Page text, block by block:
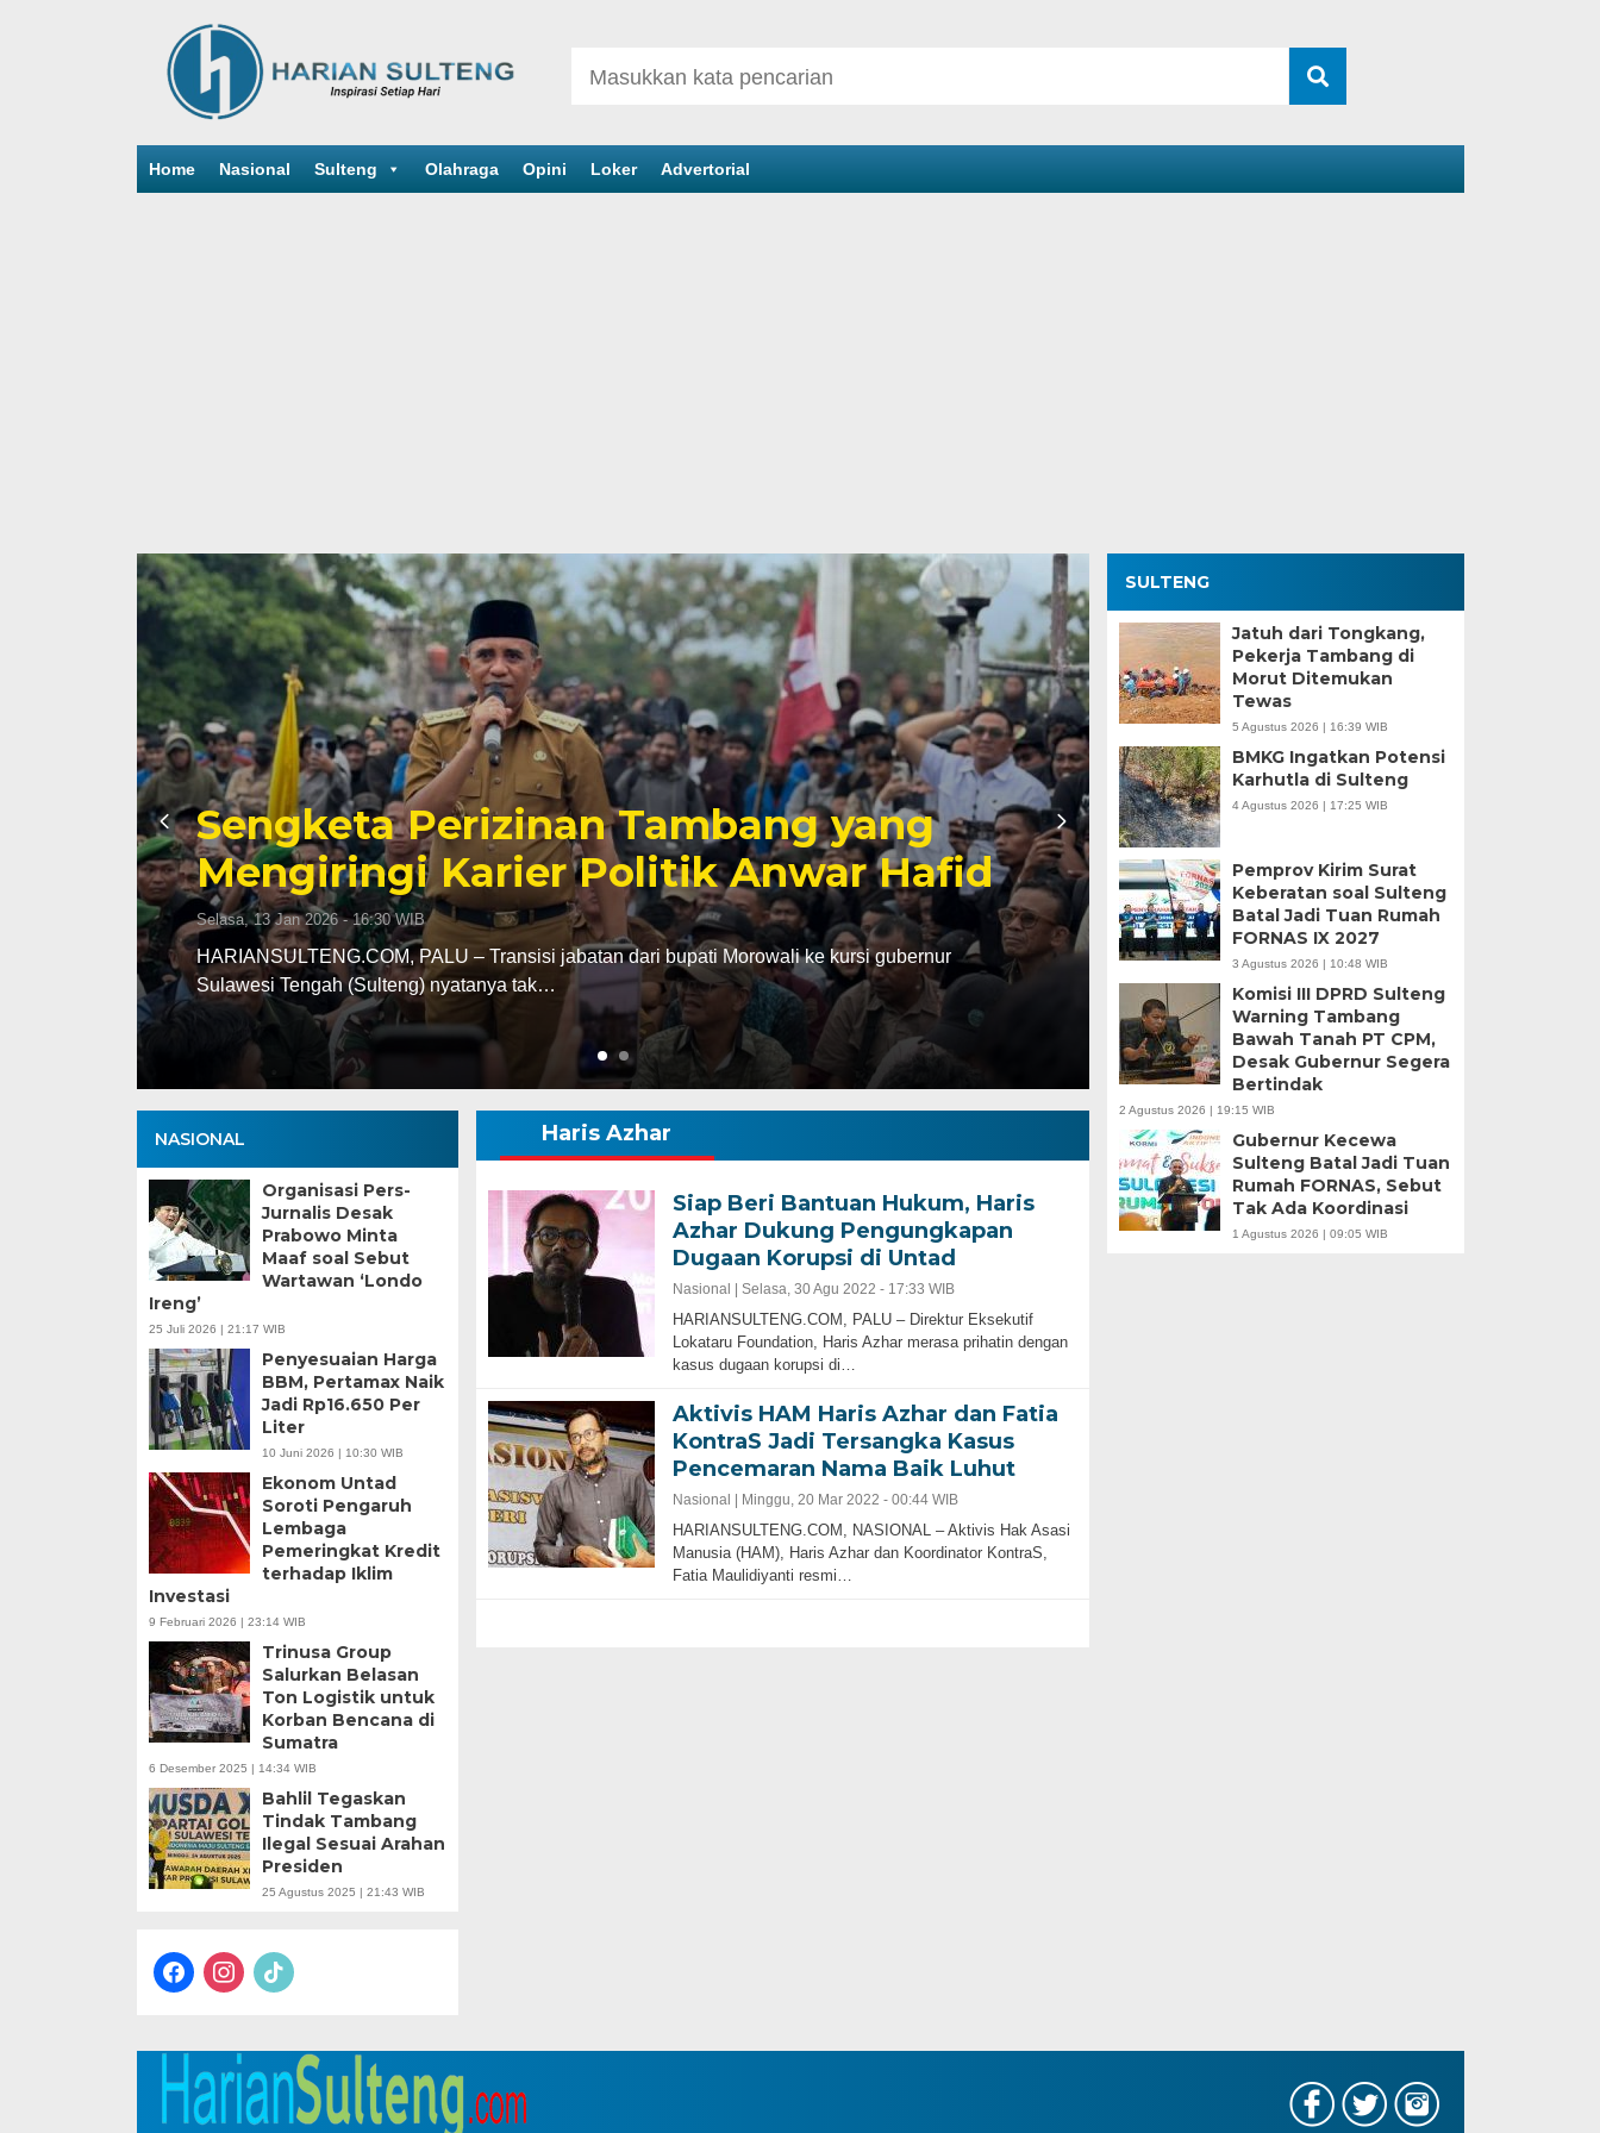
Home Nasional Sulteng Olahraga Opini Loker Advertorial
Sengketa Perizinan Tambang yang
Mengiringi Karier Politik Anwar Hafid
Selasa, 13 Jan 2026 - 16:30 WIB
HARIANSULTENG.COM, PALU – Transisi jabatan dari bupati Morowali ke kursi gubernur
Sulawesi Tengah (Sulteng) nyatanya tak…
Kesaksian Buruh
Industri Nikel di
Minggu, 5 Jan 2025 - 18:59 WIB
HARIANSULTENG.COM, MOROWALI – Industri
punggung ekspor nasional. Mantra hilirisasi terus…
NASIONAL
Organisasi Pers-
Jurnalis Desak
Prabowo Minta
Maaf soal Sebut
Wartawan ‘Londo
Ireng’
25 Juli 2026 | 21:17 WIB
Penyesuaian Harga
BBM, Pertamax Naik
Jadi Rp16.650 Per
Liter
10 Juni 2026 | 10:30 WIB
Ekonom Untad
Soroti Pengaruh
Lembaga
Pemeringkat Kredit
terhadap Iklim
Investasi
9 Februari 2026 | 23:14 WIB
Trinusa Group
Salurkan Belasan
Ton Logistik untuk
Korban Bencana di
Sumatra
6 Desember 2025 | 14:34 WIB
Bahlil Tegaskan
Tindak Tambang
Ilegal Sesuai Arahan
Presiden
25 Agustus 2025 | 21:43 WIB
facebookinstagram
tiktok
Haris Azhar
Siap Beri Bantuan Hukum, Haris
Azhar Dukung Pengungkapan
Dugaan Korupsi di Untad
Nasional | Selasa, 30 Agu 2022 - 17:33 WIB
HARIANSULTENG.COM, PALU – Direktur Eksekutif
Lokataru Foundation, Haris Azhar merasa prihatin dengan
kasus dugaan korupsi di…
Aktivis HAM Haris Azhar dan Fatia
KontraS Jadi Tersangka Kasus
Pencemaran Nama Baik Luhut
Nasional | Minggu, 20 Mar 2022 - 00:44 WIB
HARIANSULTENG.COM, NASIONAL – Aktivis Hak Asasi
Manusia (HAM), Haris Azhar dan Koordinator KontraS,
Fatia Maulidiyanti resmi…
SULTENG
Jatuh dari Tongkang,
Pekerja Tambang di
Morut Ditemukan
Tewas
5 Agustus 2026 | 16:39 WIB
BMKG Ingatkan Potensi
Karhutla di Sulteng
4 Agustus 2026 | 17:25 WIB
Pemprov Kirim Surat
Keberatan soal Sulteng
Batal Jadi Tuan Rumah
FORNAS IX 2027
3 Agustus 2026 | 10:48 WIB
Komisi III DPRD Sulteng
Warning Tambang
Bawah Tanah PT CPM,
Desak Gubernur Segera
Bertindak
2 Agustus 2026 | 19:15 WIB
Gubernur Kecewa
Sulteng Batal Jadi Tuan
Rumah FORNAS, Sebut
Tak Ada Koordinasi
1 Agustus 2026 | 09:05 WIB